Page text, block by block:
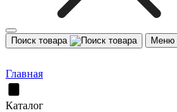
Поиск товара Меню
Главная
Каталог